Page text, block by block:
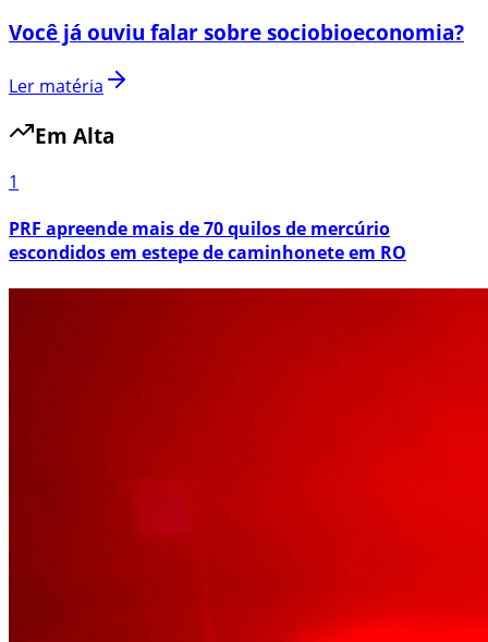
Você já ouviu falar sobre sociobioeconomia?
Ler matéria
Em Alta
1
PRF apreende mais de 70 quilos de mercúrio
escondidos em estepe de caminhonete em RO